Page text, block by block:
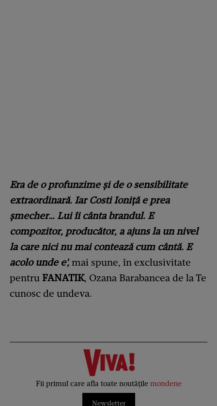
Era de o profunzime și de o sensibilitate
extraordinară. Iar Costi Ioniță e prea
șmecher… Lui îi cânta brandul. E
compozitor, producător, a ajuns la un nivel
la care nici nu mai contează cum cântă. E
acolo unde e', mai spune, în exclusivitate
pentru FANATIK, Ozana Barabancea de la Te
cunosc de undeva.
Fii primul care afla toate noutățile mondene
Newsletter